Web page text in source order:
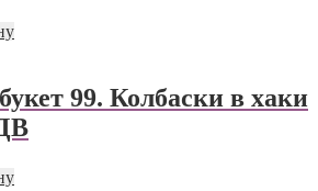
99. Колбаски в хаки